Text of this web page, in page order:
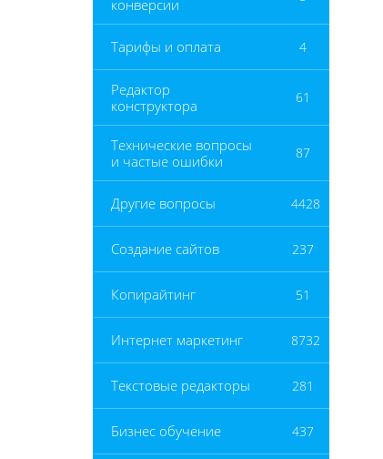
конверсии
Тарифы и оплата 4
Редактор
конструктора
61
Технические вопросы
и частые ошибки
87
Другие вопросы 4428
Создание сайтов 237
Копирайтинг 51
Интернет маркетинг 8732
Текстовые редакторы 281
Бизнес обучение 437